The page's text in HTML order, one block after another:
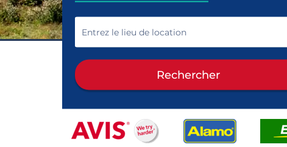
Entrez le lieu de location
Rechercher